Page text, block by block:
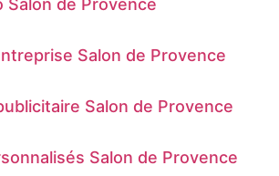
Salon de Provence
Salon de Provence
Salon de Provence
Salon de Provence